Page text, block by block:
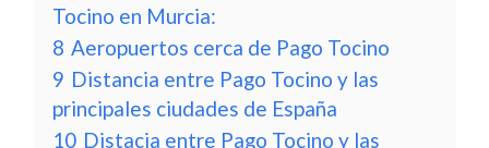
Tocino en Murcia:
8 Aeropuertos cerca de Pago Tocino
9 Distancia entre Pago Tocino y las
principales ciudades de España
10 Distacia entre Pago Tocino y las